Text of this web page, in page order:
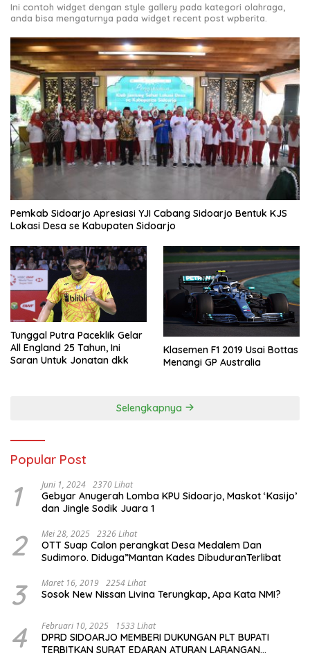
Ini contoh widget dengan style gallery pada kategori olahraga,
anda bisa mengaturnya pada widget recent post wpberita.
Pemkab Sidoarjo Apresiasi YJI Cabang Sidoarjo Bentuk KJS
Lokasi Desa se Kabupaten Sidoarjo
Tunggal Putra Paceklik Gelar
All England 25 Tahun, Ini
Saran Untuk Jonatan dkk
Klasemen F1 2019 Usai Bottas
Menangi GP Australia
Selengkapnya
Popular Post
1 Juni 1, 2024 2370 Lihat
Gebyar Anugerah Lomba KPU Sidoarjo, Maskot ‘Kasijo’
dan Jingle Sodik Juara 1
2 Mei 28, 2025 2326 Lihat
OTT Suap Calon perangkat Desa Medalem Dan
Sudimoro. Diduga”Mantan Kades DibuduranTerlibat
3 Maret 16, 2019 2254 Lihat
Sosok New Nissan Livina Terungkap, Apa Kata NMI?
4 Februari 10, 2025 1533 Lihat
DPRD SIDOARJO MEMBERI DUKUNGAN PLT BUPATI
TERBITKAN SURAT EDARAN ATURAN LARANGAN